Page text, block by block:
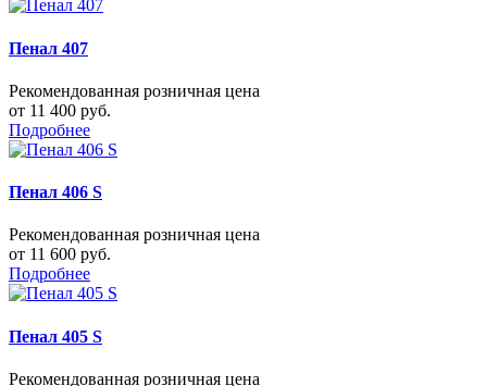
Пенал 407
Рекомендованная розничная цена
от 11 400 руб.
Подробнее
Пенал 406 S
Рекомендованная розничная цена
от 11 600 руб.
Подробнее
Пенал 405 S
Рекомендованная розничная цена